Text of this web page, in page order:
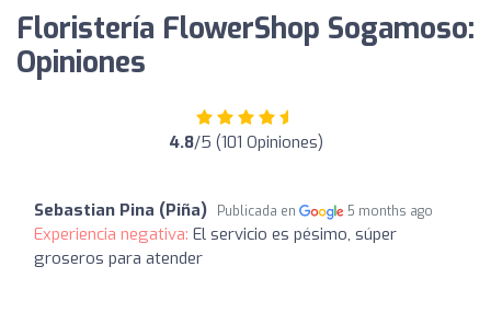
Floristería FlowerShop Sogamoso:
Opiniones
4.8/5 (101 Opiniones)
Sebastian Pina (Piña) Publicada en 5 months ago
Experiencia negativa: El servicio es pésimo, súper
groseros para atender